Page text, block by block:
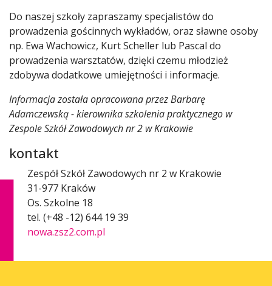
Do naszej szkoły zapraszamy specjalistów do
prowadzenia gościnnych wykładów, oraz sławne osoby
np. Ewa Wachowicz, Kurt Scheller lub Pascal do
prowadzenia warsztatów, dzięki czemu młodzież
zdobywa dodatkowe umiejętności i informacje.
Informacja została opracowana przez Barbarę
Adamczewską - kierownika szkolenia praktycznego w
Zespole Szkół Zawodowych nr 2 w Krakowie
kontakt
Zespół Szkół Zawodowych nr 2 w Krakowie
31-977 Kraków
Os. Szkolne 18
tel. (+48 -12) 644 19 39
nowa.zsz2.com.pl